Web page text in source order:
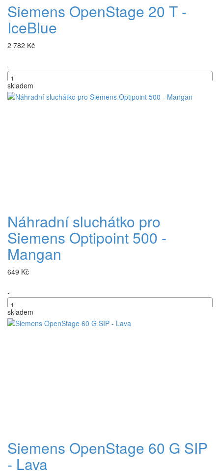
Siemens OpenStage 20 T -
IceBlue
2 782 Kč
-
+
skladem
Náhradní sluchátko pro
Siemens Optipoint 500 -
Mangan
649 Kč
-
+
skladem
Siemens OpenStage 60 G SIP
- Lava